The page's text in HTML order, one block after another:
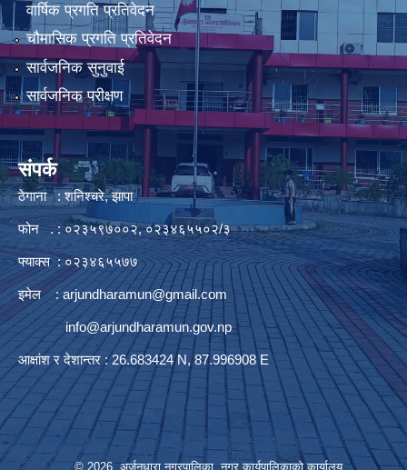
वार्षिक प्रगति प्रतिवेदन
चौमासिक प्रगति प्रतिवेदन
सार्वजनिक सुनुवाई
सार्वजनिक परीक्षण
संपर्क
ठेगाना : शनिश्चरे, झापा
फोन . : ०२३५९७००२, ०२३४६५५०२/३
फ्याक्स : ०२३४६५५७७
इमेल :arjundharamun@gmail.com
info@arjundharamun.gov.np
आक्षांश र देशान्तर : 26.683424 N, 87.996908 E
© 2026 अर्जुनधारा नगरपालिका, नगर कार्यपालिकाको कार्यालय